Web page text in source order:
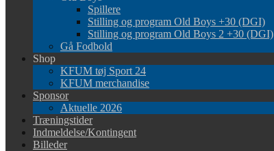
Spillere
Stilling og program Old Boys +30 (DGI)
Stilling og program Old Boys 2 +30 (DGI)
Gå Fodbold
Shop
KFUM tøj Sport 24
KFUM merchandise
Sponsor
Aktuelle 2026
Træningstider
Indmeldelse/Kontingent
Billeder